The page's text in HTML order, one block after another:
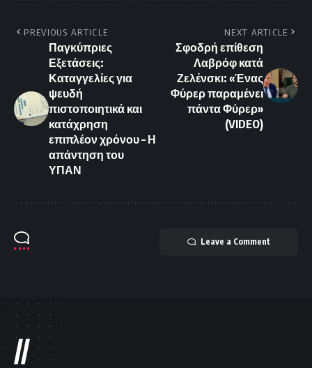
PREVIOUS ARTICLE
Παγκύπριες
Εξετάσεις:
Καταγγελίες για
ψευδή
πιστοποιητικά και
κατάχρηση
επιπλέον χρόνου – Η
απάντηση του
ΥΠΑΝ
NEXT ARTICLE
Σφοδρή επίθεση
Λαβρόφ κατά
Ζελένσκι: «Ένας
Φύρερ παραμένει
πάντα Φύρερ»
(VIDEO)
Leave a Comment
//